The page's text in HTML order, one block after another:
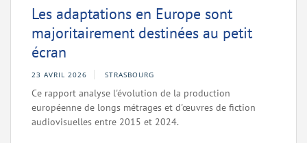
Les adaptations en Europe sont
majoritairement destinées au petit
écran
23 AVRIL 2026 STRASBOURG
Ce rapport analyse l'évolution de la production
européenne de longs métrages et d'œuvres de fiction
audiovisuelles entre 2015 et 2024.